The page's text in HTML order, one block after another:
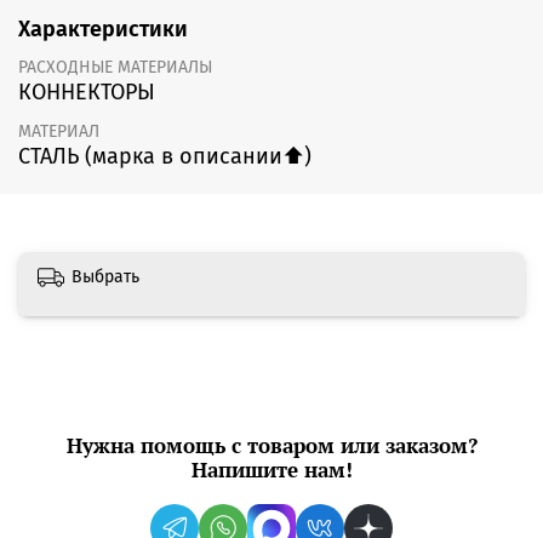
Характеристики
РАСХОДНЫЕ МАТЕРИАЛЫ
КОННЕКТОРЫ
МАТЕРИАЛ
СТАЛЬ (марка в описании⬆️)
Выбрать
Нужна помощь с товаром или заказом?
Напишите нам!